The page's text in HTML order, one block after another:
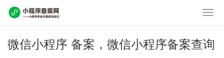
微信小程序 备案，微信小程序备案查询